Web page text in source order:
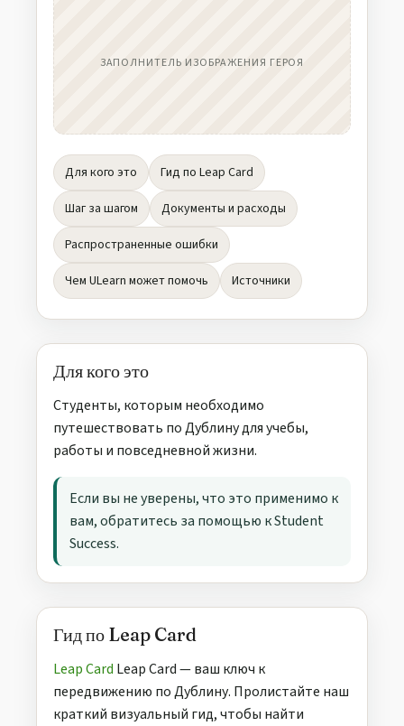
ЗАПОЛНИТЕЛЬ ИЗОБРАЖЕНИЯ ГЕРОЯ
Для кого это
Гид по Leap Card
Шаг за шагом
Документы и расходы
Распространенные ошибки
Чем ULearn может помочь
Источники
Для кого это
Студенты, которым необходимо
путешествовать по Дублину для учебы,
работы и повседневной жизни.
Если вы не уверены, что это применимо к
вам, обратитесь за помощью к Student
Success.
Гид по Leap Card
Leap Card Leap Card — ваш ключ к
передвижению по Дублину. Пролистайте наш
краткий визуальный гид, чтобы найти